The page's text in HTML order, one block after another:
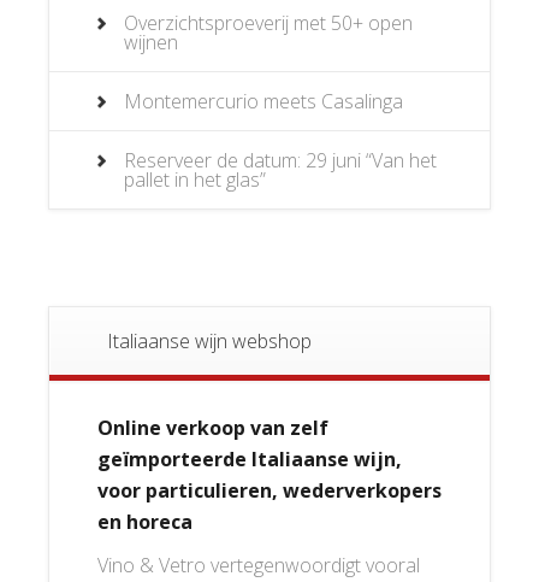
Overzichtsproeverij met 50+ open
wijnen
Montemercurio meets Casalinga
Reserveer de datum: 29 juni “Van het
pallet in het glas”
Italiaanse wijn webshop
Online verkoop van zelf
geïmporteerde Italiaanse wijn,
voor particulieren, wederverkopers
en horeca
Vino & Vetro vertegenwoordigt vooral